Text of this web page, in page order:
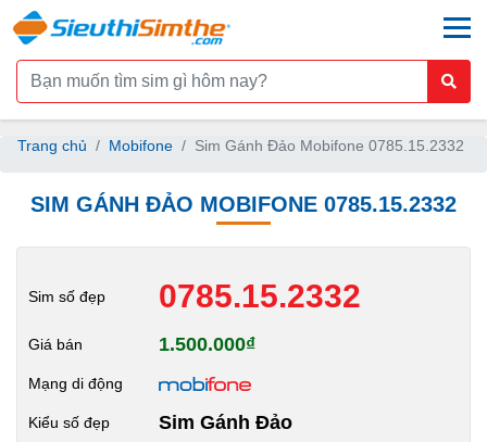
Trang chủ Mobifone Sim Gánh Đảo Mobifone 0785.15.2332
SIM GÁNH ĐẢO MOBIFONE 0785.15.2332
Sim số đẹp 0785.15.2332
Giá bán 1.500.000₫
Mạng di động
Kiểu số đẹp Sim Gánh Đảo